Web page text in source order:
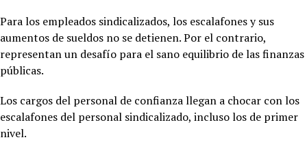
Para los empleados sindicalizados, los escalafones y sus
aumentos de sueldos no se detienen. Por el contrario,
representan un desafío para el sano equilibrio de las finanzas
públicas.
Los cargos del personal de confianza llegan a chocar con los
escalafones del personal sindicalizado, incluso los de primer
nivel.